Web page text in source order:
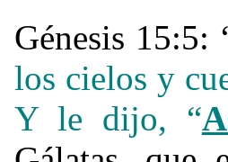
Génesis 15:5:
los cielos y
Y le dijo, “